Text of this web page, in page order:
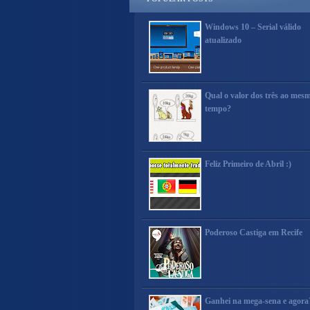
Windows 10 – Serial válido
atualizado
Qual o valor dos três ao
tempo?
Feliz Primeiro de Abril :)
Poderoso Castiga em Recife
Ganhei na mega-sena e